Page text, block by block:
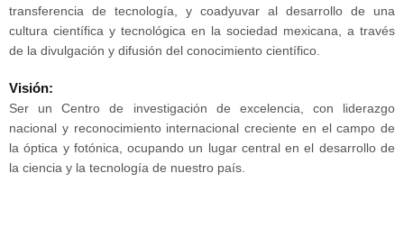
transferencia de tecnología, y coadyuvar al desarrollo de una
cultura científica y tecnológica en la sociedad mexicana, a través
de la divulgación y difusión del conocimiento científico.
Visión:
Ser un Centro de investigación de excelencia, con liderazgo
nacional y reconocimiento internacional creciente en el campo de
la óptica y fotónica, ocupando un lugar central en el desarrollo de
la ciencia y la tecnología de nuestro país.